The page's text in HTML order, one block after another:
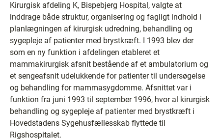
Kirurgisk afdeling K, Bispebjerg Hospital, valgte at
inddrage både struktur, organisering og fagligt indhold i
planlægningen af kirurgisk udredning, behandling og
sygepleje af patienter med brystkræft. I 1993 blev der
som en ny funktion i afdelingen etableret et
mammakirurgisk afsnit bestående af et ambulatorium og
et sengeafsnit udelukkende for patienter til undersøgelse
og behandling for mammasygdomme. Afsnittet var i
funktion fra juni 1993 til september 1996, hvor al kirurgisk
behandling og sygepleje af patienter med brystkræft i
Hovedstadens Sygehusfællesskab flyttede til
Rigshospitalet.